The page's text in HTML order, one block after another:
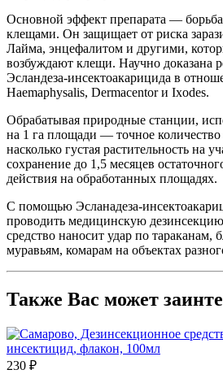
Основной эффект препарата —
клещами. Он защищает от риска
Лайма, энцефалитом и другими,
возбуждают клещи. Научно доказана
Эсландеза-инсектоакарицида в
Haemaphysalis, Dermacentor и Ixodes.
Обрабатывая природные станции,
на 1 га площади — точное количество
насколько густая растительность на
сохранение до 1,5 месяцев
действия на обработанных площадях.
С помощью Эсланадеза-
проводить медицинскую
средство наносит удар по тараканам,
муравьям, комарам на объектах
Также Вас может
230 ₽